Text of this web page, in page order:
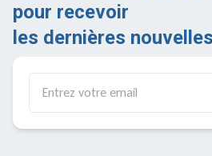
pour recevoir
les dernières